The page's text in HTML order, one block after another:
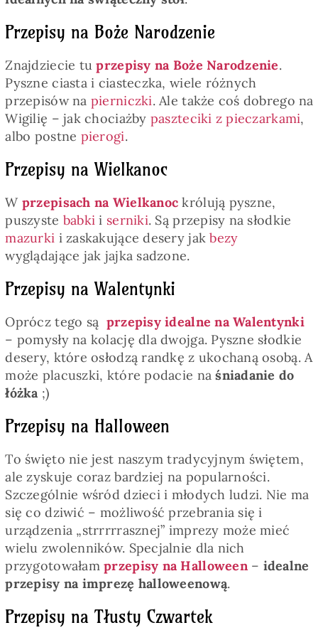
SKLEP
Polski
Przepisy na Boże Narodzenie
Znajdziecie tuprzepisy na Boże Narodzenie.
Pyszne ciasta i ciasteczka, wiele różnych
przepisów na pierniczki. Ale także coś dobrego na
Wigilię – jak chociażby paszteciki z pieczarkami,
albo postne pierogi.
Przepisy na Wielkanoc
W przepisach na Wielkanoc królują pyszne,
puszyste babki i serniki. Są przepisy na słodkie
mazurki i zaskakujące desery jakbezy
wyglądające jak jajka sadzone.
Przepisy na Walentynki
Oprócz tego są przepisy idealne na Walentynki
– pomysły na kolację dla dwojga. Pyszne słodkie
desery, które osłodzą randkę z ukochaną osobą. A
może placuszki, które podacie naśniadanie do
łóżka ;)
Przepisy na Halloween
To święto nie jest naszym tradycyjnym świętem,
ale zyskuje coraz bardziej na popularności.
Szczególnie wśród dzieci i młodych ludzi. Nie ma
się co dziwić – możliwość przebrania się i
urządzenia „strrrrrasznej” imprezy może mieć
wielu zwolenników. Specjalnie dla nich
przygotowałamprzepisy na Halloween – idealne
przepisy na imprezę halloweenową.
Przepisy na Tłusty Czwartek